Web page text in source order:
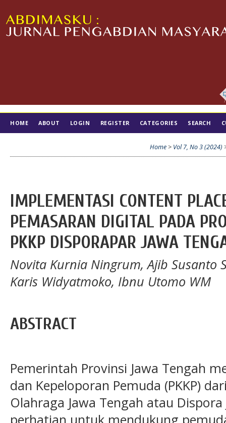
HOME ABOUT LOGIN REGISTER CATEGORIES SEARCH
Home > Vol 7, No 3 (2024)
IMPLEMENTASI CONTENT
PEMASARAN DIGITAL PADA
PKKP DISPORAPAR JAWA
Novita Kurnia Ningrum, Ajib Susanto
Karis Widyatmoko, Ibnu Utomo WM
ABSTRACT
Pemerintah Provinsi Jawa Tengah
dan Kepeloporan Pemuda (PKKP)
Olahraga Jawa Tengah atau
perhatian untuk mendukung